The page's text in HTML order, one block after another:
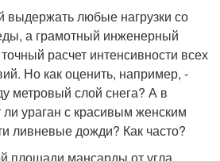
любые нагрузки со
а грамотный инженерный
расчет интенсивности всех
Но как оценить, например, -
метровый слой снега? А в
ураган с красивым женским
ливневые дожди? Как часто?